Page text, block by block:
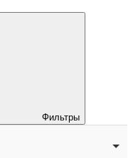
Фильтры